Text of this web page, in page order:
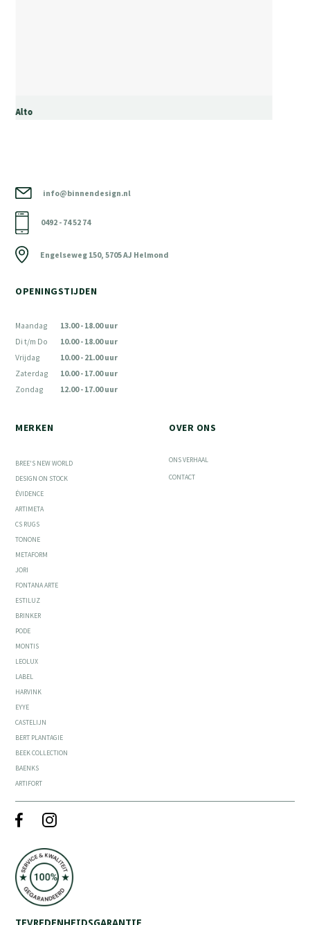
Alto
info@binnendesign.nl
0492 - 74 52 74
Engelseweg 150, 5705 AJ Helmond
OPENINGSTIJDEN
Maandag
Di t/m Do
Vrijdag
Zaterdag
Zondag
13.00 - 18.00 uur
10.00 - 18.00 uur
10.00 - 21.00 uur
10.00 - 17.00 uur
12.00 - 17.00 uur
MERKEN
BREE'S NEW WORLD
DESIGN ON STOCK
ÉVIDENCE
ARTIMETA
CS RUGS
TONONE
METAFORM
JORI
FONTANA ARTE
ESTILUZ
BRINKER
PODE
MONTIS
LEOLUX
LABEL
HARVINK
EYYE
CASTELIJN
BERT PLANTAGIE
BEEK COLLECTION
BAENKS
ARTIFORT
OVER ONS
ONS VERHAAL
CONTACT